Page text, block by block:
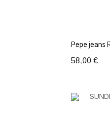
Pepe jeans
58,00 €